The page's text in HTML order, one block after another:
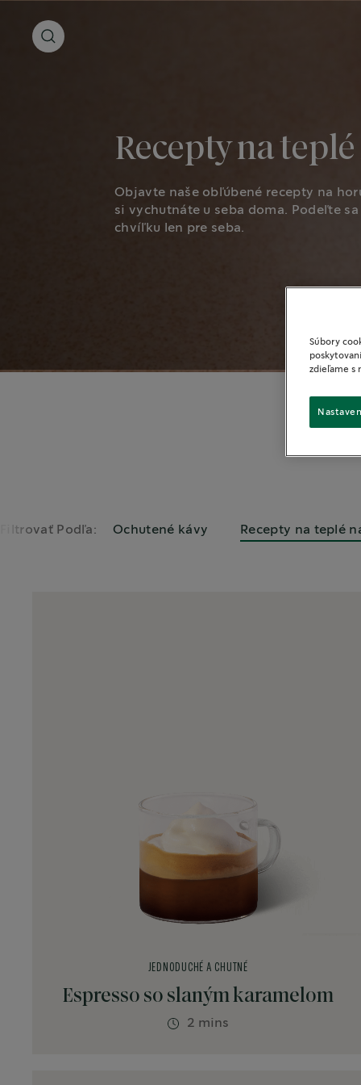
Recepty na
Objavte naše obľúbené recepty na
si vychutnáte u seba doma. Podeľte
chvíľku len pre seba.
Filtrovať Podľa: Ochutené kávy Recepty na teplé
Espresso so slaným karamelom
JEDNODUCHÉ A CHUTNÉ
2 mins
Súbory
zdieľame s